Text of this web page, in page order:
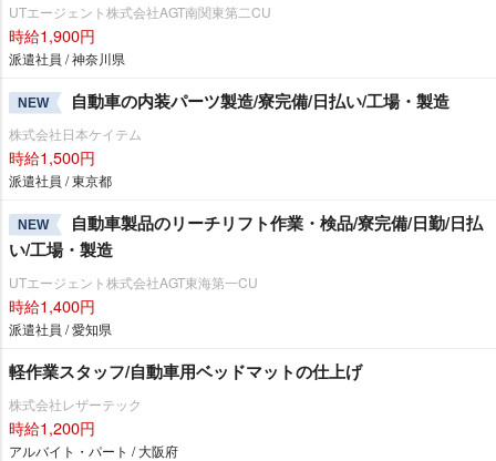
UTエージェント株式会社AGT南関東第二CU
時給1,900円
派遣社員 / 神奈川県
NEW 自動車の内装パーツ製造/寮完備/日払い/工場・製造
株式会社日本ケイテム
時給1,500円
派遣社員 / 東京都
NEW
自動車製品のリーチリフト作業・検品/寮完備/日勤/日払
い/工場・製造
UTエージェント株式会社AGT東海第一CU
時給1,400円
派遣社員 / 愛知県
軽作業スタッフ/自動車用ベッドマットの仕上げ
株式会社レザーテック
時給1,200円
アルバイト・パート / 大阪府